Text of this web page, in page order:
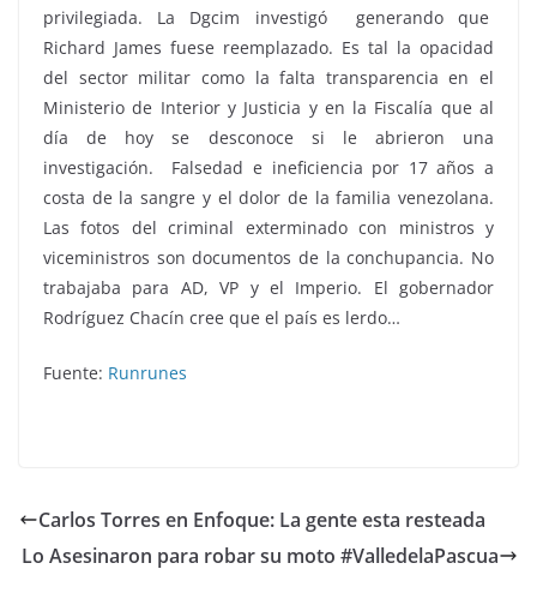
privilegiada. La Dgcim investigó generando que
Richard James fuese reemplazado. Es tal la opacidad
del sector militar como la falta transparencia en el
Ministerio de Interior y Justicia y en la Fiscalía que al
día de hoy se desconoce si le abrieron una
investigación. Falsedad e ineficiencia por 17 años a
costa de la sangre y el dolor de la familia venezolana.
Las fotos del criminal exterminado con ministros y
viceministros son documentos de la conchupancia. No
trabajaba para AD, VP y el Imperio. El gobernador
Rodríguez Chacín cree que el país es lerdo…
Fuente: Runrunes
Carlos Torres en Enfoque: La gente esta resteada
Lo Asesinaron para robar su moto #ValledelaPascua